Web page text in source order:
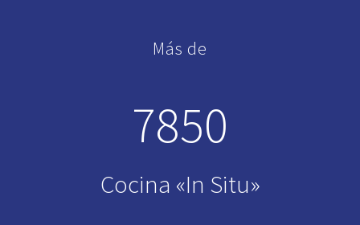
Más de
7850
Cocina «In Situ»